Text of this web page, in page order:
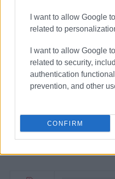
I want to allow Google
related to
I want to allow Google
related to security,
authentication
prevention, and other
CONFIRM